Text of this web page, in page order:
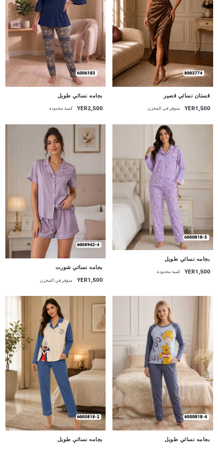
قستان نسائي قصير
YER1,500 متوفر في المخزن
بجامه نسائي طويل
YER2,500 كمية محدودة
بجامه نسائي طويل
YER1,500 كمية محدودة
بجامه نسائي شورت
YER1,500 متوفر في المخزن
بجامه نسائي طويل بجامه نسائي طويل